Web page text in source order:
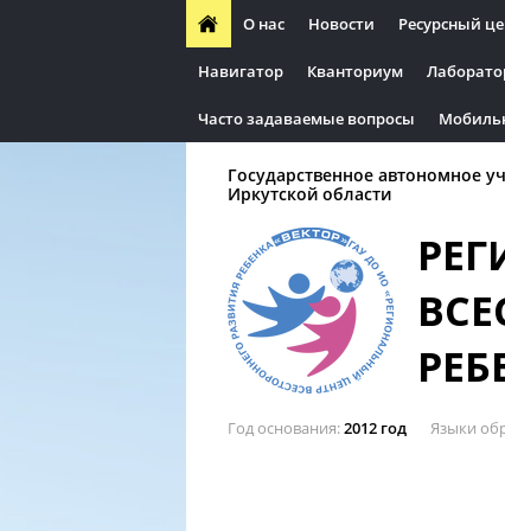
О нас Новости Ресурсный
Навигатор Кванториум
Часто задаваемые вопросы
Государственное автономное
Иркутской области
Год основания 2012 год Языки